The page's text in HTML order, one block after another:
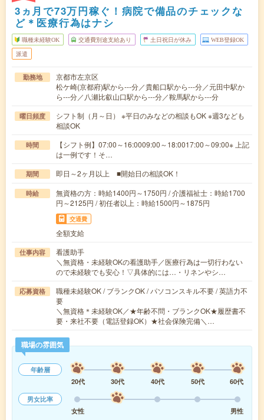
3ヵ月で73万円稼ぐ！病院で備品のチェックな
ど＊医療行為はナシ
職種未経験OK 交通費別途支給あり 土日祝日が休み WEB登録OK
派遣
勤務地
京都市左京区
松ケ崎(京都府)駅から---分／貴船口駅から---分／元田中駅か
ら---分／八瀬比叡山口駅から---分／鞍馬駅から---分
曜日頻度
シフト制（月～日） ※平日のみなどの相談もOK ※週3なども
相談OK
時間
【シフト例】07:00～16:0009:00～18:0017:00～09:00※ 上記
は一例です！そ…
期間 即日～2ヶ月以上 ■開始日の相談OK！
時給
無資格の方：時給1400円～1750円 / 介護福祉士：時給1700
円～2125円 / 初任者以上：時給1500円～1875円
交通費
全額支給
仕事内容
看護助手
＼無資格・未経験OKの看護助手／医療行為は一切行わない
ので未経験でも安心！▽具体的には…・リネンやシ…
応募資格
職種未経験OK / ブランクOK / パソコンスキル不要 / 英語力不
要
＼無資格＊未経験OK／★年齢不問・ブランクOK★履歴書不
要・来社不要（電話登録OK）★社会保険完備＼…
職場の雰囲気
年齢層
20代
30代 40代 50代
60代
男女比率
女性
男性